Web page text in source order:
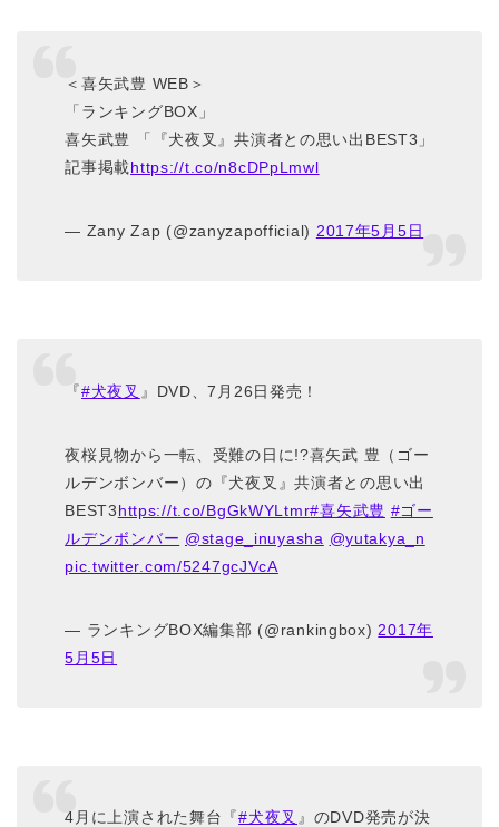
＜喜矢武豊 WEB＞
「ランキングBOX」
喜矢武豊 「『犬夜叉』共演者との思い出BEST3」
記事掲載https://t.co/n8cDPpLmwl
— Zany Zap (@zanyzapofficial) 2017年5月5日
『#犬夜叉 』DVD、7月26日発売！
夜桜見物から一転、受難の日に!?喜矢武 豊（ゴー
ルデンボンバー）の『犬夜叉』共演者との思い出
BEST3https://t.co/BgGkWYLtmr#喜矢武豊 #ゴー
ルデンボンバー @stage_inuyasha @yutakya_n
pic.twitter.com/5247gcJVcA
— ランキングBOX編集部 (@rankingbox) 2017年
5月5日
4月に上演された舞台『#犬夜叉 』のDVD発売が決